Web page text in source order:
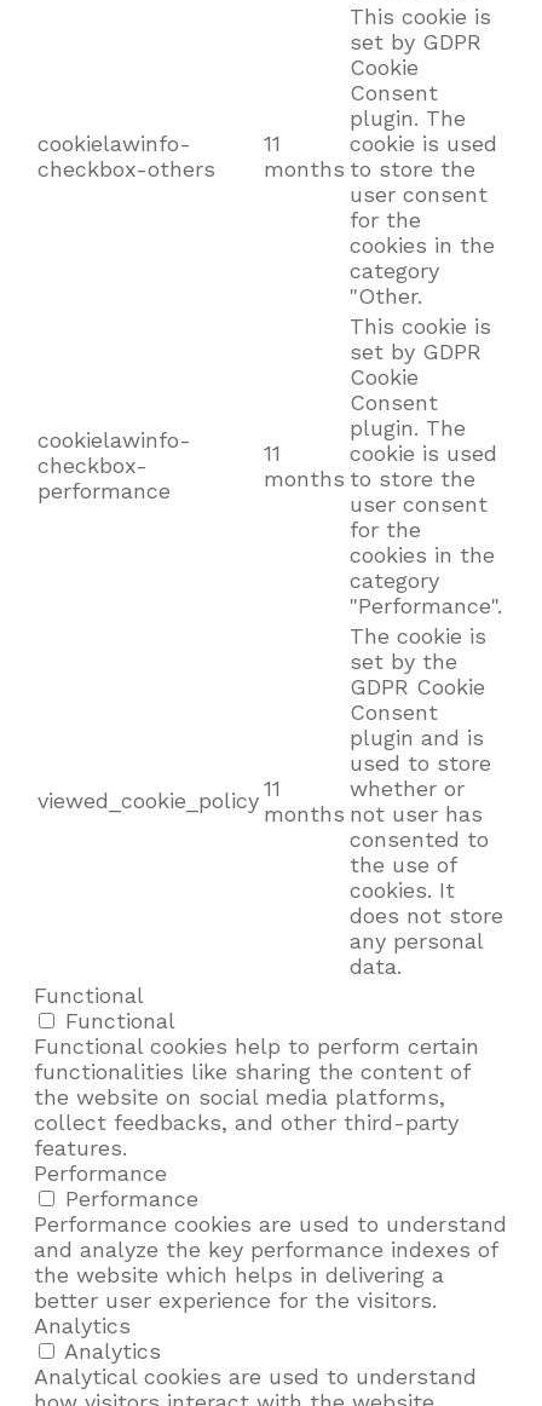
cookielawinfo-
checkbox-others
11
months
This cookie is
set by GDPR
Cookie
Consent
plugin. The
cookie is used
to store the
user consent
for the
cookies in the
category
"Other.
cookielawinfo-
checkbox-
performance
11
months
This cookie is
set by GDPR
Cookie
Consent
plugin. The
cookie is used
to store the
user consent
for the
cookies in the
category
"Performance".
viewed_cookie_policy11
months
The cookie is
set by the
GDPR Cookie
Consent
plugin and is
used to store
whether or
not user has
consented to
the use of
cookies. It
does not store
any personal
data.
Functional
Functional
Functional cookies help to perform certain
functionalities like sharing the content of
the website on social media platforms,
collect feedbacks, and other third-party
features.
Performance
Performance
Performance cookies are used to understand
and analyze the key performance indexes of
the website which helps in delivering a
better user experience for the visitors.
Analytics
Analytics
Analytical cookies are used to understand